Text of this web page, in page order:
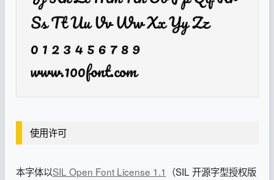
使用许可
本字体以SIL Open Font License 1.1 （SIL 开源字型授权版